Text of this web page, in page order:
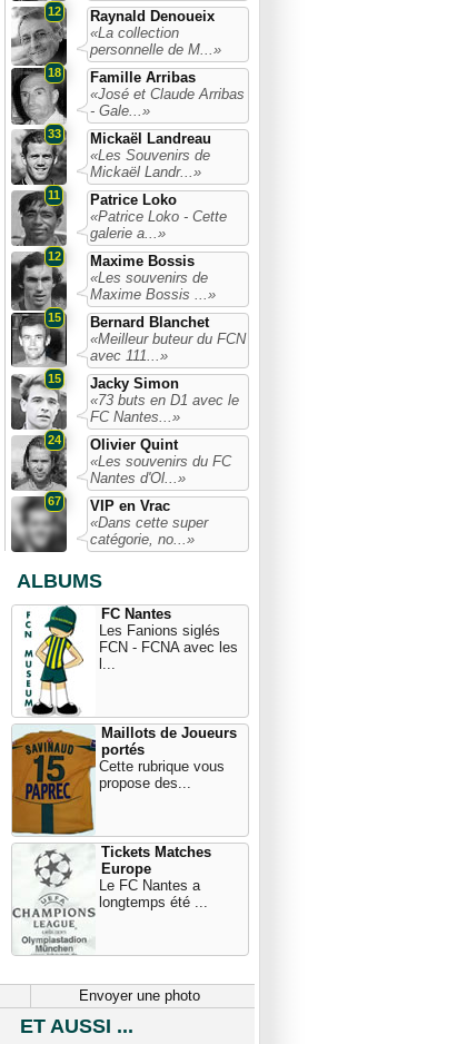
12
Raynald Denoueix
«La collection
personnelle de M...»
18
Famille Arribas
«José et Claude Arribas
- Gale...»
33
Mickaël Landreau
«Les Souvenirs de
Mickaël Landr...»
11
Patrice Loko
«Patrice Loko - Cette
galerie a...»
12
Maxime Bossis
«Les souvenirs de
Maxime Bossis ...»
15
Bernard Blanchet
«Meilleur buteur du FCN
avec 111...»
15
Jacky Simon
«73 buts en D1 avec le
FC Nantes...»
24
Olivier Quint
«Les souvenirs du FC
Nantes d'Ol...»
67
VIP en Vrac
«Dans cette super
catégorie, no...»
ALBUMS
FC Nantes
Les Fanions siglés
FCN - FCNA avec les
l...
Maillots de Joueurs
portés
Cette rubrique vous
propose des...
Tickets Matches
Europe
Le FC Nantes a
longtemps été ...
Envoyer une photo
ET AUSSI ...